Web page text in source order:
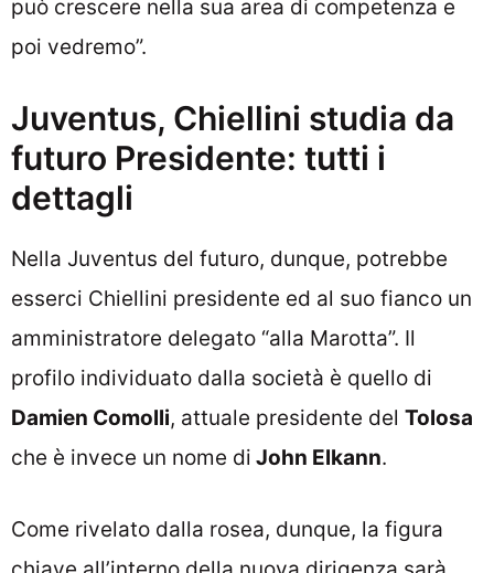
può crescere nella sua area di competenza e
poi vedremo”.
Juventus, Chiellini studia da
futuro Presidente: tutti i
dettagli
Nella Juventus del futuro, dunque, potrebbe
esserci Chiellini presidente ed al suo fianco un
amministratore delegato “alla Marotta”. Il
profilo individuato dalla società è quello di
Damien Comolli, attuale presidente del Tolosa
che è invece un nome di John Elkann.
Come rivelato dalla rosea, dunque, la figura